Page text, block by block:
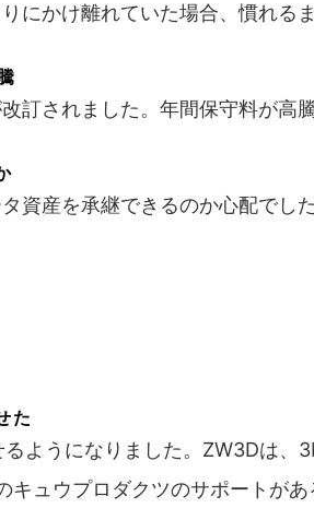
にかけ離れていた場合、慣れる
訂されました。年間保守料が高
資産を承継できるのか心配でし
た
ようになりました。ZW3Dは
ュウプロダクツのサポートがあ